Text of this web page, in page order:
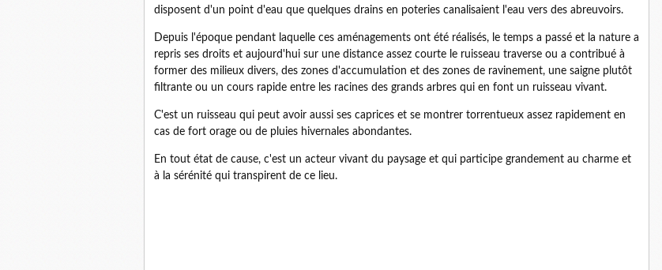
disposent d'un point d'eau que quelques drains en poteries canalisaient l'eau vers des abreuvoirs.
Depuis l'époque pendant laquelle ces aménagements ont été réalisés, le temps a passé et la nature a
repris ses droits et aujourd'hui sur une distance assez courte le ruisseau traverse ou a contribué à
former des milieux divers, des zones d'accumulation et des zones de ravinement, une saigne plutôt
filtrante ou un cours rapide entre les racines des grands arbres qui en font un ruisseau vivant.
C'est un ruisseau qui peut avoir aussi ses caprices et se montrer torrentueux assez rapidement en
cas de fort orage ou de pluies hivernales abondantes.
En tout état de cause, c'est un acteur vivant du paysage et qui participe grandement au charme et
à la sérénité qui transpirent de ce lieu.